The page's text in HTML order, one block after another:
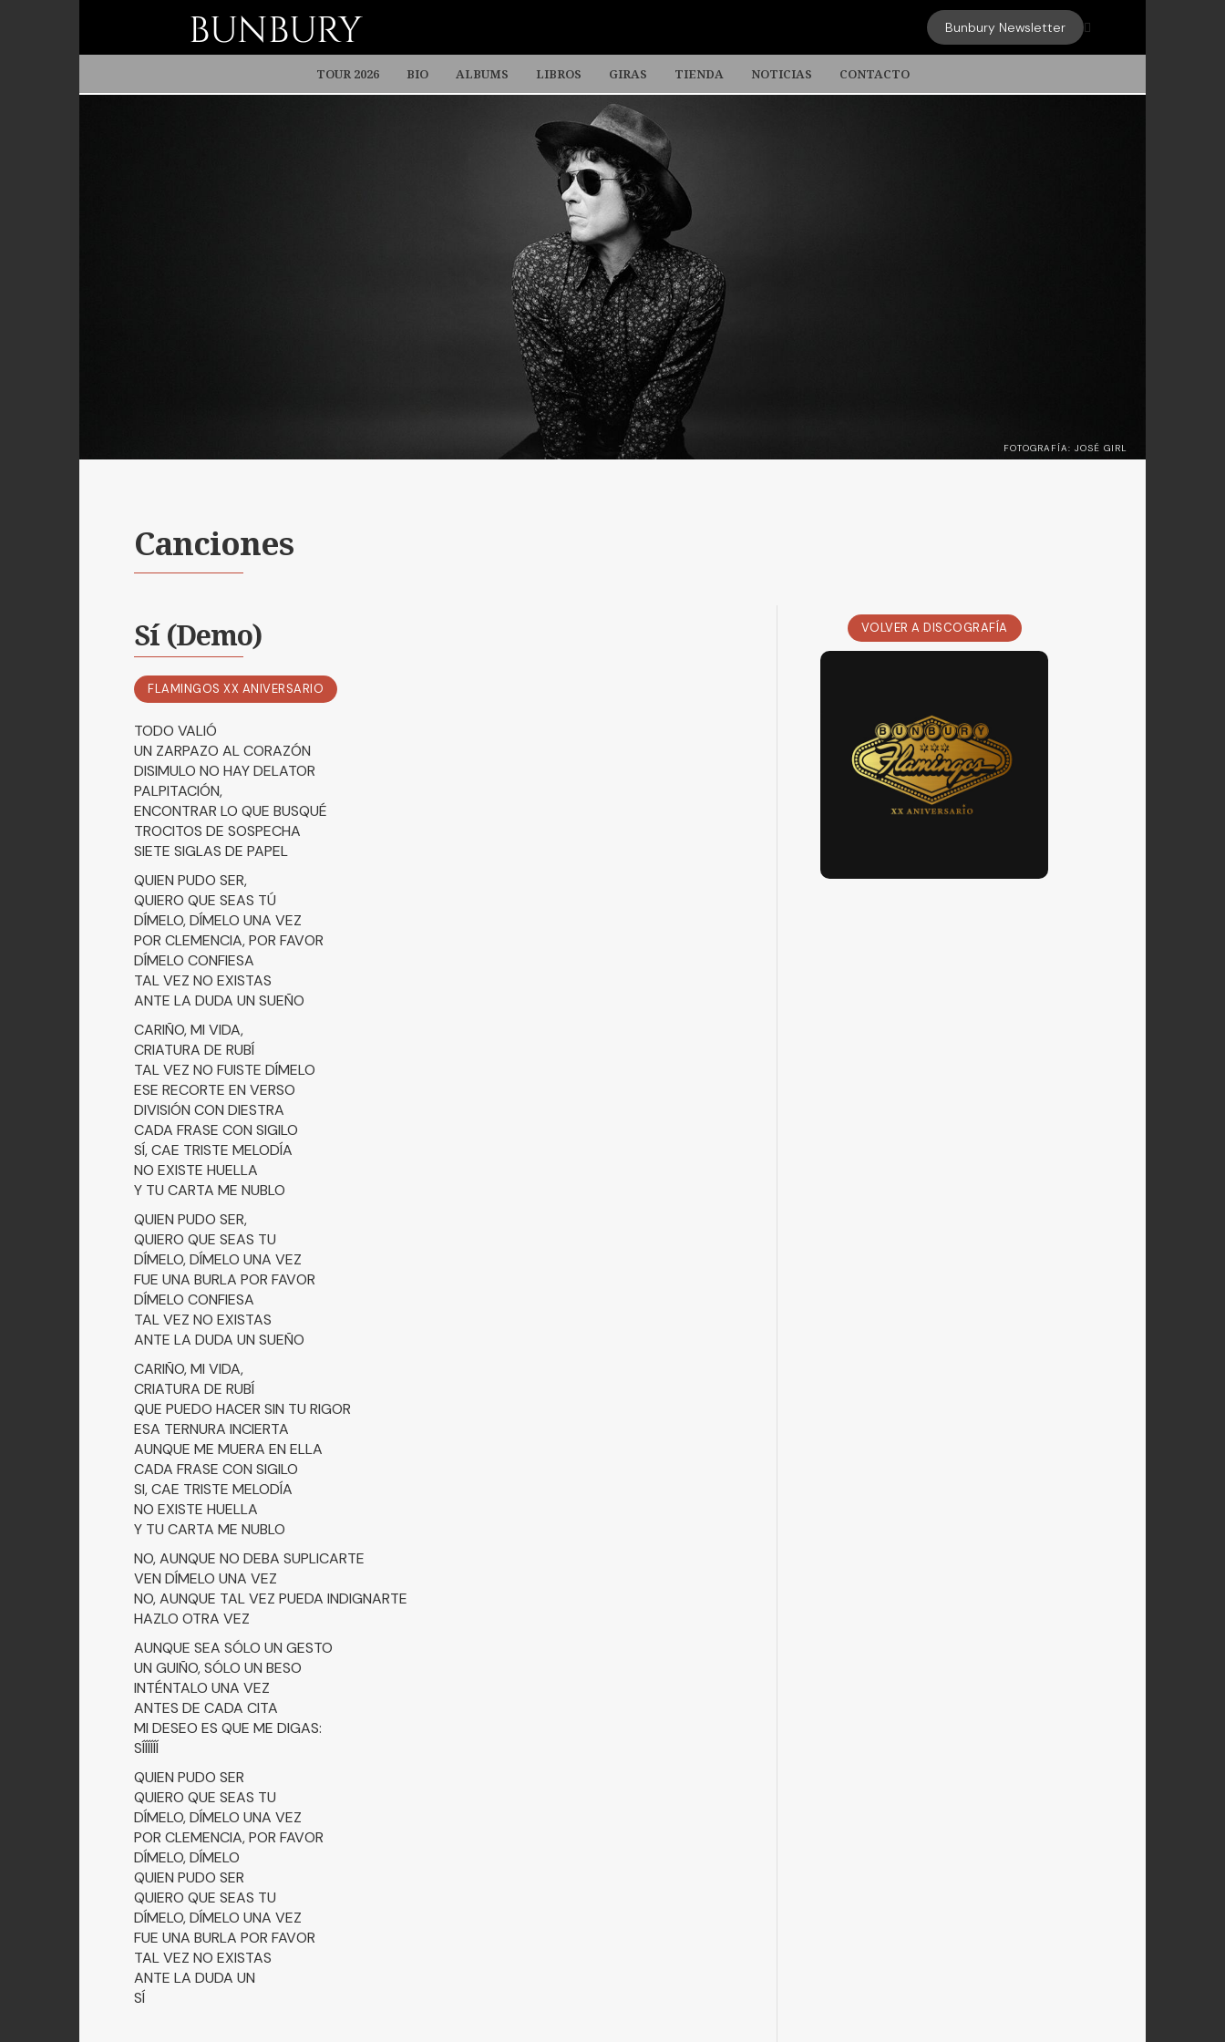
BUNBURY Bunbury Newsletter 
TOUR 2026 BIO ALBUMS LIBROS GIRAS TIENDA NOTICIAS CONTACTO
FOTOGRAFÍA: JOSÉ GIRL
Canciones
Sí (Demo)
FLAMINGOS XX ANIVERSARIO
TODO VALIÓ
UN ZARPAZO AL CORAZÓN
DISIMULO NO HAY DELATOR
PALPITACIÓN,
ENCONTRAR LO QUE BUSQUÉ
TROCITOS DE SOSPECHA
SIETE SIGLAS DE PAPEL
QUIEN PUDO SER,
QUIERO QUE SEAS TÚ
DÍMELO, DÍMELO UNA VEZ
POR CLEMENCIA, POR FAVOR
DÍMELO CONFIESA
TAL VEZ NO EXISTAS
ANTE LA DUDA UN SUEÑO
CARIÑO, MI VIDA,
CRIATURA DE RUBÍ
TAL VEZ NO FUISTE DÍMELO
ESE RECORTE EN VERSO
DIVISIÓN CON DIESTRA
CADA FRASE CON SIGILO
SÍ, CAE TRISTE MELODÍA
NO EXISTE HUELLA
Y TU CARTA ME NUBLO
QUIEN PUDO SER,
QUIERO QUE SEAS TU
DÍMELO, DÍMELO UNA VEZ
FUE UNA BURLA POR FAVOR
DÍMELO CONFIESA
TAL VEZ NO EXISTAS
ANTE LA DUDA UN SUEÑO
CARIÑO, MI VIDA,
CRIATURA DE RUBÍ
QUE PUEDO HACER SIN TU RIGOR
ESA TERNURA INCIERTA
AUNQUE ME MUERA EN ELLA
CADA FRASE CON SIGILO
SI, CAE TRISTE MELODÍA
NO EXISTE HUELLA
Y TU CARTA ME NUBLO
NO, AUNQUE NO DEBA SUPLICARTE
VEN DÍMELO UNA VEZ
NO, AUNQUE TAL VEZ PUEDA INDIGNARTE
HAZLO OTRA VEZ
AUNQUE SEA SÓLO UN GESTO
UN GUIÑO, SÓLO UN BESO
INTÉNTALO UNA VEZ
ANTES DE CADA CITA
MI DESEO ES QUE ME DIGAS:
SÍÍÍÍÍÍ
QUIEN PUDO SER
QUIERO QUE SEAS TU
DÍMELO, DÍMELO UNA VEZ
POR CLEMENCIA, POR FAVOR
DÍMELO, DÍMELO
QUIEN PUDO SER
QUIERO QUE SEAS TU
DÍMELO, DÍMELO UNA VEZ
FUE UNA BURLA POR FAVOR
TAL VEZ NO EXISTAS
ANTE LA DUDA UN
SÍ
VOLVER A DISCOGRAFÍA